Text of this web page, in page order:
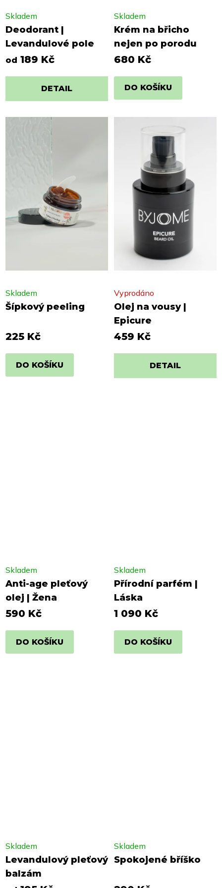
Deodorant |
Levandulové pole
Skladem
od 189 Kč
DETAIL
Krém na břicho
nejen po porodu
Skladem
680 Kč
DO KOŠÍKU
Šípkový peeling
Skladem
225 Kč
DO KOŠÍKU
Olej na vousy |
Epicure
Vyprodáno
459 Kč
DETAIL
Anti-age pleťový
olej | Žena
Skladem
590 Kč
DO KOŠÍKU
Přírodní parfém |
Láska
Skladem
1 090 Kč
DO KOŠÍKU
Levandulový pleťový
balzám
Skladem
Spokojené bříško
Skladem